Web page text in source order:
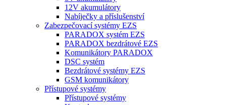
12V akumulátory
Nabíječky a příslušenství
Zabezpečovací systémy EZS
PARADOX systém EZS
PARADOX bezdrátové EZS
Komunikátory PARADOX
DSC systém
Bezdrátové systémy EZS
GSM komunikátory
Přístupové systémy
Přístupové systémy